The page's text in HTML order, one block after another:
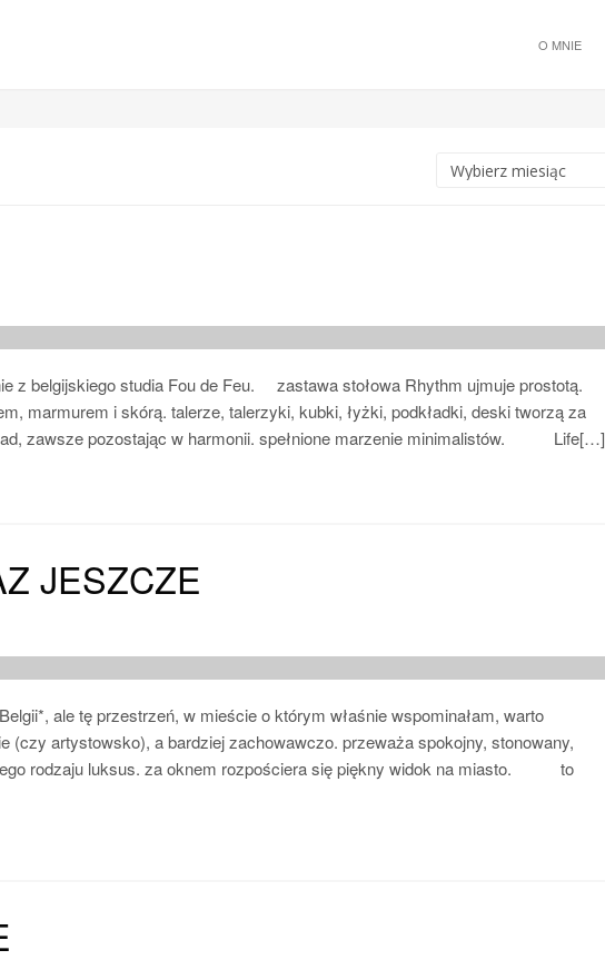
O MNIE
z belgijskiego studia Fou de Feu. zastawa stołowa Rhythm ujmuje prostotą.
marmurem i skórą. talerze, talerzyki, kubki, łyżki, podkładki, deski tworzą za
zawsze pozostając w harmonii. spełnione marzenie minimalistów. Life[…]
JESZCZE
ale tę przestrzeń, w mieście o którym właśnie wspominałam, warto
(czy artystowsko), a bardziej zachowawczo. przeważa spokojny, stonowany,
rodzaju luksus. za oknem rozpościera się piękny widok na miasto. to